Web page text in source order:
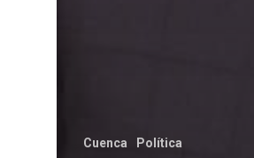
Cuenca Política